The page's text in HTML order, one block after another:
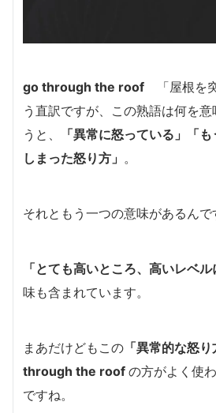
go through the roof 「屋根を
う 直訳ですが、 この熟語は何を
うと、
「異常に怒っている」「
しまった怒り方」 。
それともう一つの意味があるんで
「とても高いところ、 高いレベル
味も含まれています。
まあだけどもこの 「異常的な怒り
through the roof の方がよく使
ですね。